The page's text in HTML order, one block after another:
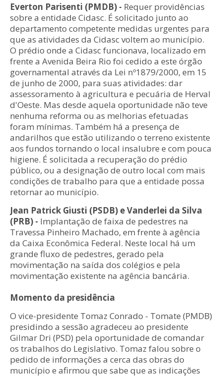
Everton Parisenti (PMDB) - Requer providências
sobre a entidade Cidasc. É solicitado junto ao
departamento competente medidas urgentes para
que as atividades da Cidasc voltem ao município.
O prédio onde a Cidasc funcionava, localizado em
frente a Avenida Beira Rio foi cedido a este órgão
governamental através da Lei nº1879/2000, em 15
de junho de 2000, para suas atividades: dar
assessoramento à agricultura e pecuária de Herval
d'Oeste. Mas desde aquela oportunidade não teve
nenhuma reforma ou as melhorias efetuadas
foram mínimas. Também há a presença de
andarilhos que estão utilizando o terreno existente
aos fundos tornando o local insalubre e com pouca
higiene. É solicitada a recuperação do prédio
público, ou a designação de outro local com mais
condições de trabalho para que a entidade possa
retornar ao município.
Jean Patrick Giusti (PSDB) e Vanderlei da Silva
(PRB) - Implantação de faixa de pedestres na
Travessa Pinheiro Machado, em frente à agência
da Caixa Econômica Federal. Neste local há um
grande fluxo de pedestres, gerado pela
movimentação na saída dos colégios e pela
movimentação existente na agência bancária.
Momento da presidência
O vice-presidente Tomaz Conrado - Tomate (PMDB)
presidindo a sessão agradeceu ao presidente
Gilmar Dri (PSD) pela oportunidade de comandar
os trabalhos do Legislativo. Tomaz falou sobre o
pedido de informações a cerca das obras do
município e afirmou que sabe que as indicações